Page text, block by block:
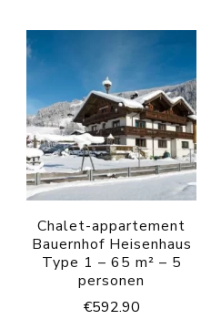
Chalet-appartement
Bauernhof Heisenhaus
Type 1 – 65 m² – 5
personen
€592.90